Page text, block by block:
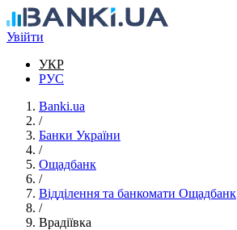
Перейти до основного вмісту
Увійти
УКР
РУС
Banki.ua
/
Банки України
/
Ощадбанк
/
Відділення та банкомати Ощадбанк
/
Врадіївка